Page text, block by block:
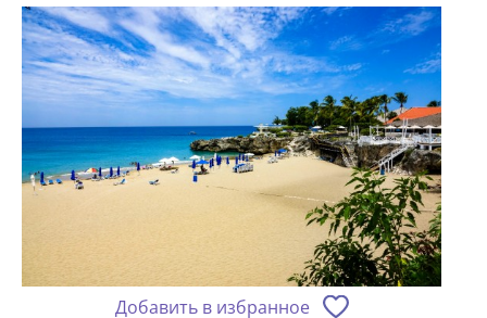
Добавить в избранное